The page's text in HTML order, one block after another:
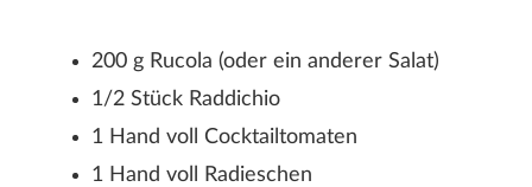
200 g Rucola (oder ein anderer Salat)
1/2 Stück Raddichio
1 Hand voll Cocktailtomaten
1 Hand voll Radieschen